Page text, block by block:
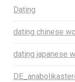
Dating
dating chinese
dating japanese